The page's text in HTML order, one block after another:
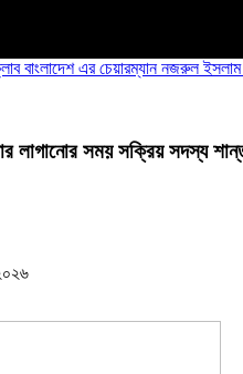
এর চেয়ারম্যান নজরুল ইসলাম
লাগানোর সময় সক্রিয় সদস্য